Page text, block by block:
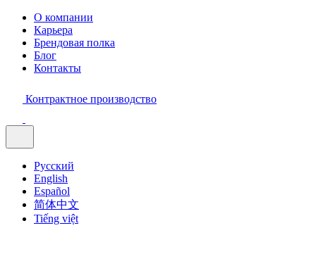
О компании
Карьера
Брендовая полка
Блог
Контакты
Контрактное производство
Русский
English
Español
简体中文
Tiếng việt